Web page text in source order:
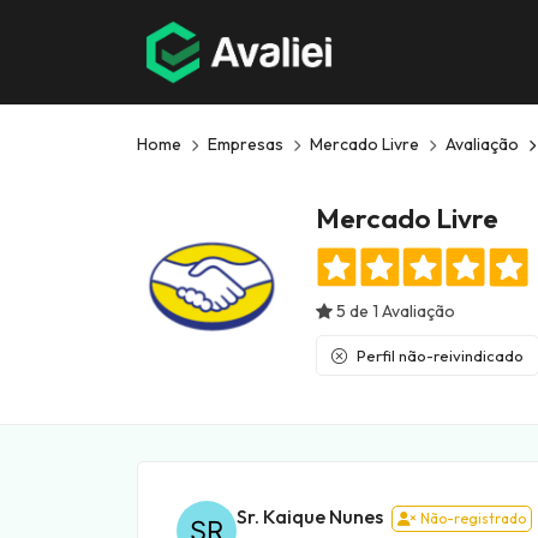
Home Empresas Mercado Livre Avaliação
Mercado Livre
5 de 1 Avaliação
Perfil não-reivindicado
Sr. Kaique Nunes Não-registrado